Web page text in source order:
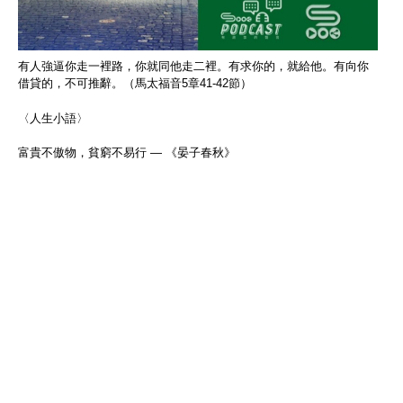
有人強逼你走一裡路，你就同他走二裡。有求你的，就給他。有向你
借貸的，不可推辭。（馬太福音5章41-42節）
〈人生小語〉
富貴不傲物，貧窮不易行 — 《晏子春秋》